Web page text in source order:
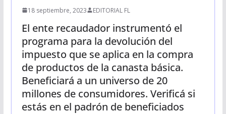
18 septiembre, 2023 EDITORIAL FL
El ente recaudador instrumentó el
programa para la devolución del
impuesto que se aplica en la compra
de productos de la canasta básica.
Beneficiará a un universo de 20
millones de consumidores. Verificá si
estás en el padrón de beneficiados